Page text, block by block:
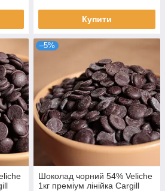
Купити
–5%
Шоколад чорний 54% Veliche
1кг преміум лінійка Cargill